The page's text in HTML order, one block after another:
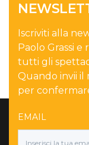
Iscriviti alla
Paolo Grassi e
tutti gli
Quando invii
per
EMAIL